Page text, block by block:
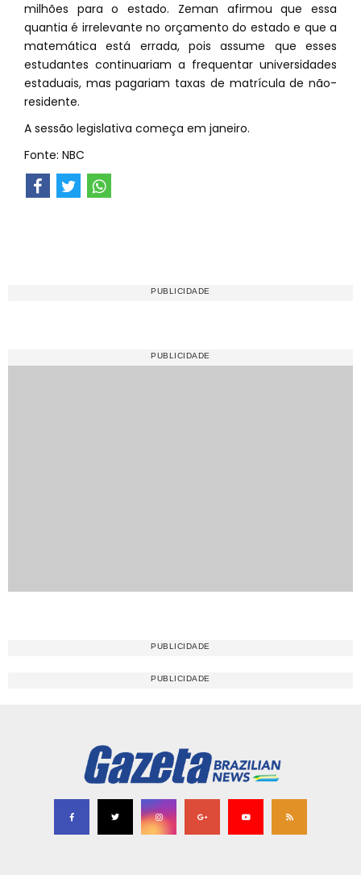
milhões para o estado. Zeman afirmou que essa
quantia é irrelevante no orçamento do estado e que a
matemática está errada, pois assume que esses
estudantes continuariam a frequentar universidades
estaduais, mas pagariam taxas de matrícula de não-
residente.
A sessão legislativa começa em janeiro.
Fonte: NBC